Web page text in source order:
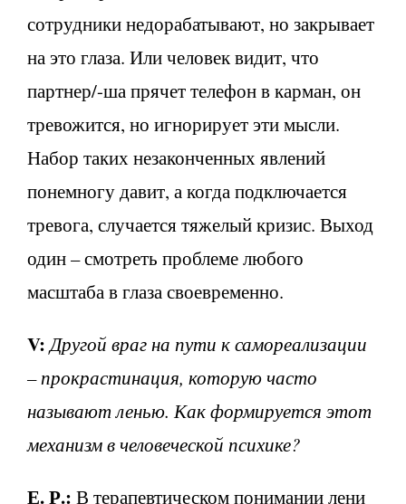
сотрудники недорабатывают, но закрывает
на это глаза. Или человек видит, что
партнер/-ша прячет телефон в карман, он
тревожится, но игнорирует эти мысли.
Набор таких незаконченных явлений
понемногу давит, а когда подключается
тревога, случается тяжелый кризис. Выход
один – смотреть проблеме любого
масштаба в глаза своевременно.
V:Другой враг на пути к самореализации
– прокрастинация, которую часто
называют ленью. Как формируется этот
механизм в человеческой психике?
Е. Р.: В терапевтическом понимании лени